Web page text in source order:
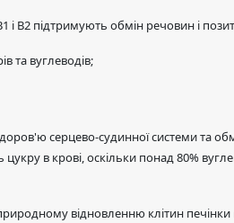
і В2 підтримують обмін речовин і
та вуглеводів;
серцево-судинної системи та
в крові, оскільки понад 80%
відновленню клітин